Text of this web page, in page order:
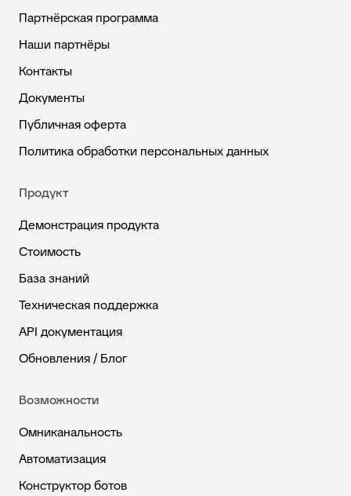
Партнёрская программа
Наши партнёры
Контакты
Документы
Публичная оферта
Политика обработки персональных данных
Продукт
Демонстрация продукта
Стоимость
База знаний
Техническая поддержка
API документация
Обновления / Блог
Возможности
Омниканальность
Автоматизация
Конструктор ботов